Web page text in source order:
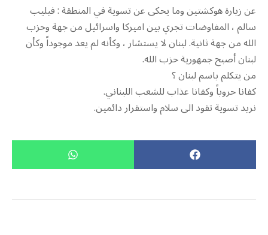
عن زيارة هوكشتين وما يحكى عن تسوية في المنطقة : فيليب
سالم ، المفاوضات تجري بين اميركا واسرائيل من جهة وحزب
الله من جهة ثانية. لبنان لا يستشار ، وكأنه لم يعد موجوداً وكأن
لبنان أصبح جمهورية حزب الله.
من يتكلم باسم لبنان ؟
كفانا حروباً وكفانا عذاب للشعب اللبناني.
نريد تسوية تقود الى سلام واستقرار دائمين.